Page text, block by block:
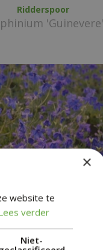
Ridderspoor
'Guinevere'
Ridderspoor
'Blauer
×
website te
verder
Niet-